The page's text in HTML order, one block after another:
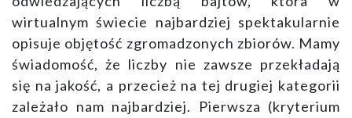
wirtualnym świecie najbardziej spektakularnie
opisuje objętość zgromadzonych zbiorów. Mamy
świadomość, że liczby nie zawsze przekładają
się na jakość, a przecież na tej drugiej kategorii
zależało nam najbardziej. Pierwsza (kryterium